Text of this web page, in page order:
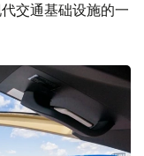
交通基础设施的一